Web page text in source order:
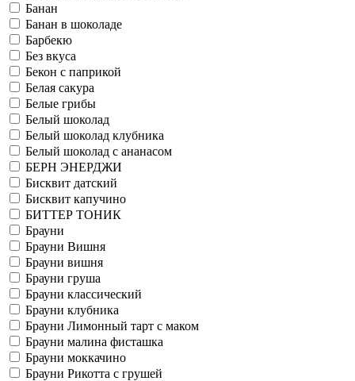
Банан
Банан в шоколаде
Барбекю
Без вкуса
Бекон с паприкой
Белая сакура
Белые грибы
Белый шоколад
Белый шоколад клубника
Белый шоколад с ананасом
БЕРН ЭНЕРДЖИ
Бисквит датский
Бисквит капучино
БИТТЕР ТОНИК
Брауни
Брауни Вишня
Брауни вишня
Брауни груша
Брауни классический
Брауни клубника
Брауни Лимонный тарт с маком
Брауни малина фисташка
Брауни моккачино
Брауни Рикотта с грушей